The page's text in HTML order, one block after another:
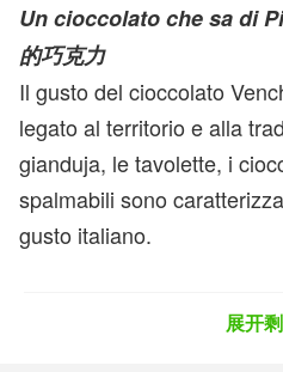
Un cioccolato che sa di
的巧克力
Il gusto del cioccolato
legato al territorio e alla
gianduja, le tavolette, i
spalmabili sono
gusto italiano.
传统紧密相连：gianduja系
展开